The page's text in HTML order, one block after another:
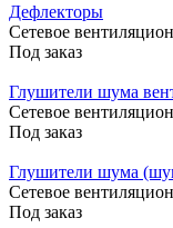
Дефлекторы
Сетевое
Под заказ
Глушители шума
Сетевое
Под заказ
Глушители шума
Сетевое
Под заказ